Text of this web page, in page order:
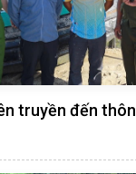
truyền đến